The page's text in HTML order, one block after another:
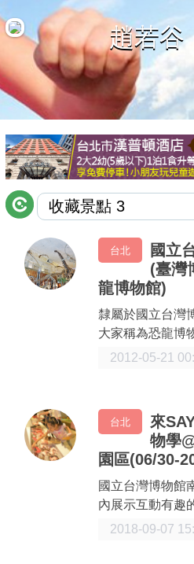
最新留言
商家合作
推薦景點
討論區
聯絡我們
APP下載
趙若谷
台北
國立
(臺灣
龍博物館)
隸屬於國立台灣
大家稱為恐龍博
2012-05-21
台北
來
物學
園區(06/30-
國立台灣博物館
內展示互動有趣
2018-09-07